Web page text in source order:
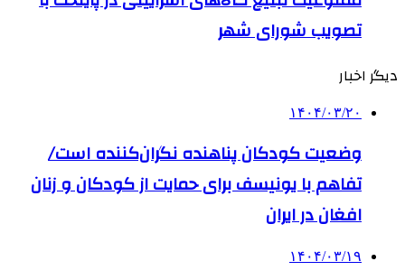
تصویب شورای شهر
دیگر اخبار
۱۴۰۴/۰۳/۲۰
وضعیت کودکان پناهنده نگران‌کننده است/
تفاهم با یونیسف برای حمایت از کودکان و زنان
افغان در ایران
۱۴۰۴/۰۳/۱۹